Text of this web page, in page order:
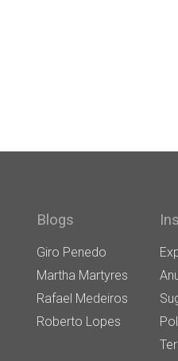
Blogs
Giro Penedo
Martha Martyres
Rafael Medeiros
Roberto Lopes